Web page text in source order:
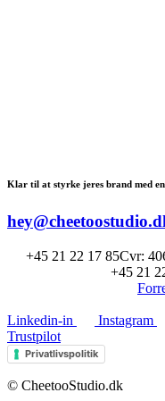
Klar til at styrke jeres brand med
+45 21 22 17 85Cvr:
+45 21
Linkedin-in
Instagram
Trustpilot
Privatlivspolitik
© CheetooStudio.dk